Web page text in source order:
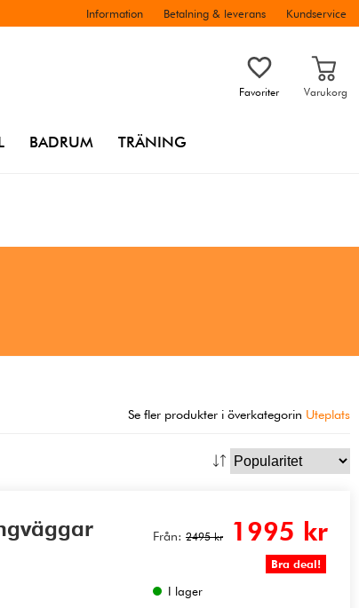
Information Betalning & leverans Kundservice
Favoriter Varukorg
BADRUM TRÄNING
Se fler produkter i överkategorin Uteplats
Från: 2495 kr 1995 kr
Bra deal!
I lager